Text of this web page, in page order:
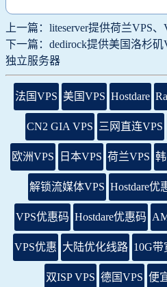
上一篇：liteserver提供荷兰VPS
下一篇：dedirock提供美国洛杉矶
独立服务器
法国VPS 美国VPS Hostdare
CN2 GIA VPS 三网直连VPS
欧洲VPS 日本VPS 荷兰VPS
解锁流媒体VPS Hostdare优
VPS优惠码 Hostdare优惠码
VPS优惠 大陆优化线路 10G带
双ISP VPS 德国VPS 便